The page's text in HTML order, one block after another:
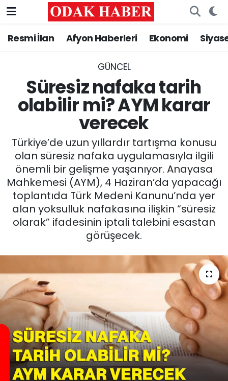
Resmi İlan Afyon Haberleri Ekonomi
GÜNCEL
Süresiz nafaka tarih
olabilir mi? AYM karar
verecek
Türkiye’de uzun yıllardır tartışma konusu
olan süresiz nafaka uygulamasıyla ilgili
önemli bir gelişme yaşanıyor. Anayasa
Mahkemesi (AYM), 4 Haziran’da yapacağı
toplantıda Türk Medeni Kanunu’nda yer
alan yoksulluk nafakasına ilişkin “süresiz
olarak” ifadesinin iptali talebini esastan
görüşecek.
AFYONKARAHİSAR HABERLERİ
ASAYİŞ
SİYASET
EĞİTİM
MAGAZİN
SAĞLIK
11:11 MANŞET
Nöbetçi Eczaneler
Trafik Durumu
Süper Lig Puan Durumu ve Fikstür
Tüm Manşetler
Son Dakika Haberleri
Haber Arşivi